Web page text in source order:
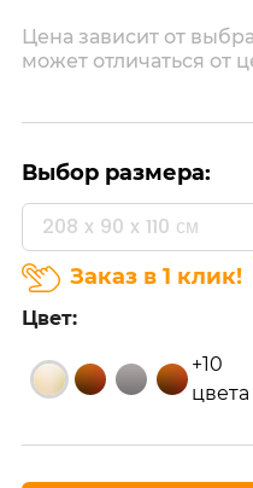
Цена зависит от
может отличаться от
Выбор размера:
208 x 90 x 110 см
Заказ в 1 клик!
Цвет:
+10
цвета